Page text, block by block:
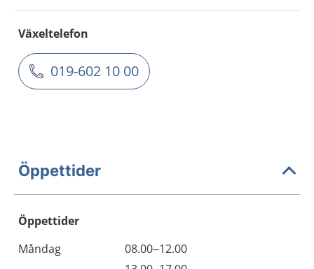
Växeltelefon
019-602 10 00
Öppettider
Öppettider
Dag
Öppettider
Kommentarer
Måndag
08.00–12.00